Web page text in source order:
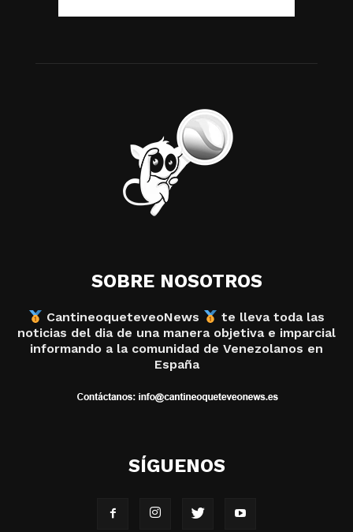
SOBRE NOSOTROS
CantineoqueteveoNews
te lleva toda las
noticias del dia de una manera objetiva e imparcial
informando a la comunidad de Venezolanos en
España
SÍGUENOS